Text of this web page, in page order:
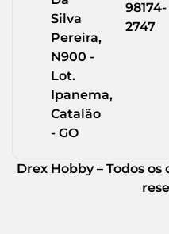
Silva
Pereira,
N900 -
Lot.
Ipanema,
Catalão
- GO
98174-
2747
Drex Hobby – Todos